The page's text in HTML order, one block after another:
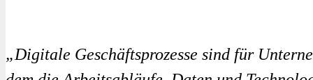
„Digitale Geschäftsprozesse sind für